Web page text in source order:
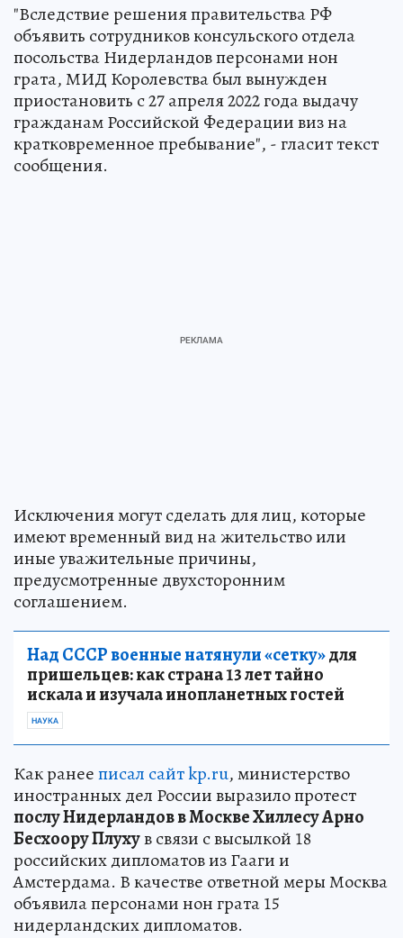
"Вследствие решения правительства РФ
объявить сотрудников консульского отдела
посольства Нидерландов персонами нон
грата, МИД Королевства был вынужден
приостановить с 27 апреля 2022 года выдачу
гражданам Российской Федерации виз на
кратковременное пребывание", - гласит текст
сообщения.
Исключения могут сделать для лиц, которые
имеют временный вид на жительство или
иные уважительные причины,
предусмотренные двухсторонним
соглашением.
Над СССР военные натянули «сетку»для
пришельцев: как страна 13 лет тайно
искала и изучала инопланетных гостей
НАУКА
Как ранееписал сайт kp.ru, министерство
иностранных дел России выразило протест
послу Нидерландов в Москве Хиллесу Арно
Бесхоору Плухув связи с высылкой 18
российских дипломатов из Гааги и
Амстердама. В качестве ответной меры Москва
объявила персонами нон грата 15
нидерландских дипломатов.